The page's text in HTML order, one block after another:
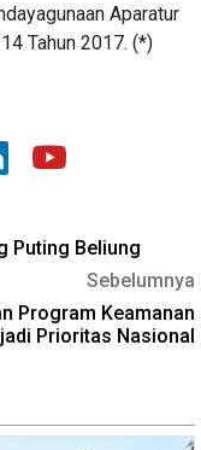
Aparatur
Tahun 2017. (*)
Puting Beliung
Sebelumnya
Program Keamanan
Prioritas Nasional